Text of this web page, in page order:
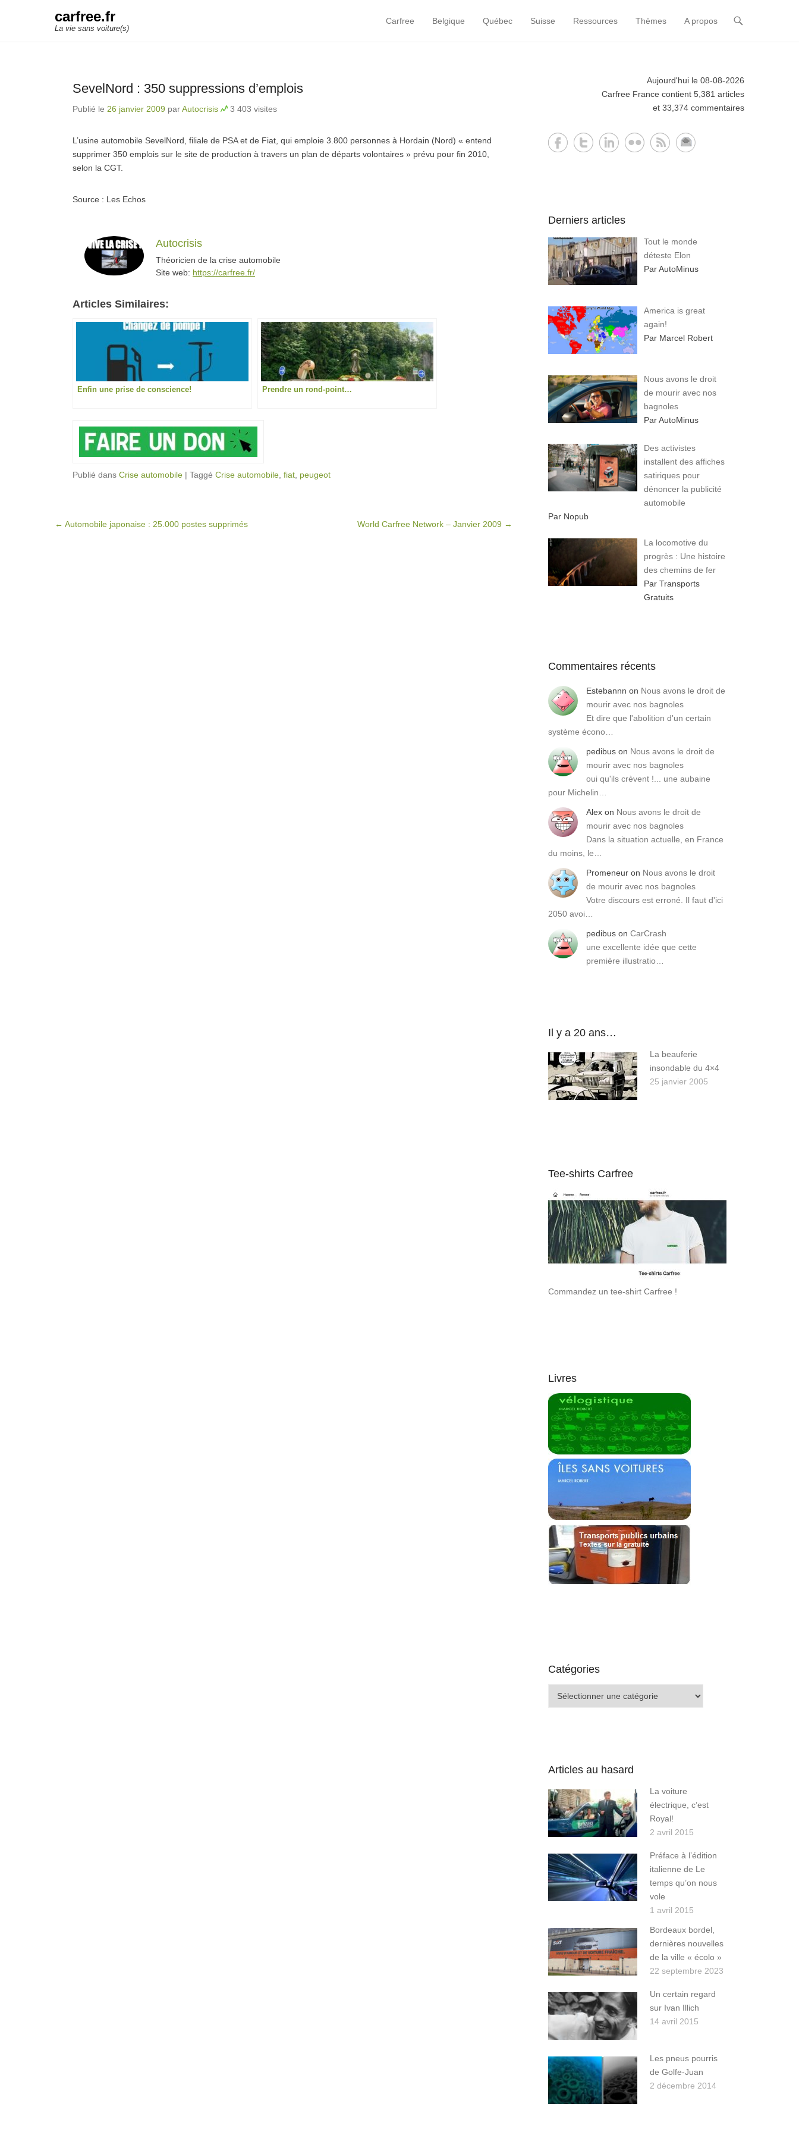
carfree.fr
La vie sans voiture(s)
Primary Menu
Skip to content
Carfree Belgique Québec Suisse Ressources Thèmes A propos
SevelNord : 350 suppressions d’emplois
Publié le 26 janvier 2009 parAutocrisis 3 403 visites
L’usine automobile SevelNord, filiale de PSA et de Fiat, qui emploie 3.800 personnes à Hordain (Nord) « entend
supprimer 350 emplois sur le site de production à travers un plan de départs volontaires » prévu pour fin 2010,
selon la CGT.
Source : Les Echos
Autocrisis
Théoricien de la crise automobile
Site web: https://carfree.fr/
Articles Similaires:
Enfin une prise de conscience! Prendre un rond-point…
Publié dans Crise automobile | Taggé Crise automobile fiat peugeot
Post navigation
← Automobile japonaise : 25.000 postes supprimés World Carfree Network – Janvier 2009 →
Aujourd'hui le 08-08-2026
Carfree France contient 5,381 articles
et 33,374 commentaires
Derniers articles
Tout le monde
déteste Elon
Par AutoMinus
America is great
again!
Par Marcel Robert
Nous avons le droit
de mourir avec nos
bagnoles
Par AutoMinus
Des activistes
installent des affiches
satiriques pour
dénoncer la publicité
automobile
Par Nopub
La locomotive du
progrès : Une histoire
des chemins de fer
Par Transports
Gratuits
Commentaires récents
Estebannn on Nous avons le droit de
mourir avec nos bagnoles
Et dire que l'abolition d'un certain
système écono…
pedibus on Nous avons le droit de
mourir avec nos bagnoles
oui qu'ils crèvent !... une aubaine
pour Michelin…
Alex on Nous avons le droit de
mourir avec nos bagnoles
Dans la situation actuelle, en France
du moins, le…
Promeneur on Nous avons le droit
de mourir avec nos bagnoles
Votre discours est erroné. Il faut d'ici
2050 avoi…
pedibus on CarCrash
une excellente idée que cette
première illustratio…
Il y a 20 ans…
La beauferie
insondable du 4×4
25 janvier 2005
Tee-shirts Carfree
Commandez un tee-shirt Carfree !
Livres
Catégories
Articles au hasard
La voiture
électrique, c’est
Royal!
2 avril 2015
Préface à l’édition
italienne de Le
temps qu’on nous
vole
1 avril 2015
Bordeaux bordel,
dernières nouvelles
de la ville « écolo »
22 septembre 2023
Un certain regard
sur Ivan Illich
14 avril 2015
Les pneus pourris
de Golfe-Juan
2 décembre 2014